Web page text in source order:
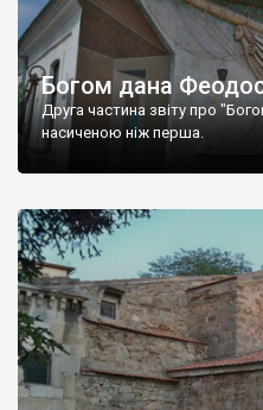
Богом дана
Друга частина звіту про
насиченою ніж перша.